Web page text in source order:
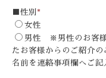
■性別 *
女性
男性 ※男性のお客様
たお客様からのご紹介
名前を連絡事項欄へご記